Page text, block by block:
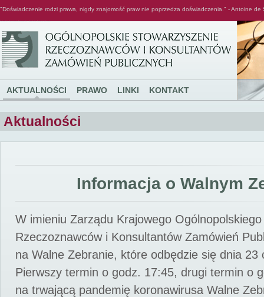
"Doświadczenie rodzi prawa, nigdy znajomość praw nie poprzedza doświadczenia." - Antoine de
AKTUALNOŚCI PRAWO LINKI KONTAKT
Aktualności
Informacja o Walnym
W imieniu Zarządu Krajowego
Rzeczoznawców i Konsultantów Zamówień
na Walne Zebranie, które odbędzie się dnia 23
Pierwszy termin o godz. 17:45, drugi termin o
na trwającą pandemię koronawirusa Walne